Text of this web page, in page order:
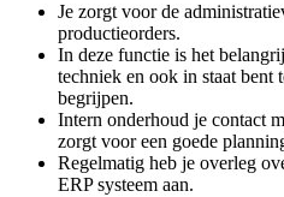
Je zorgt voor de
productieorders.
In deze functie is het
techniek en ook in staat bent
begrijpen.
Intern onderhoud je contact
zorgt voor een goede
Regelmatig heb je overleg
ERP systeem aan.